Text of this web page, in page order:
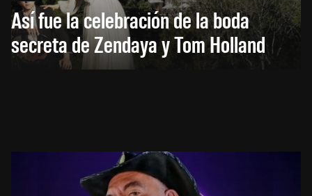
Así fue la celebración de la boda
secreta de Zendaya y Tom Holland